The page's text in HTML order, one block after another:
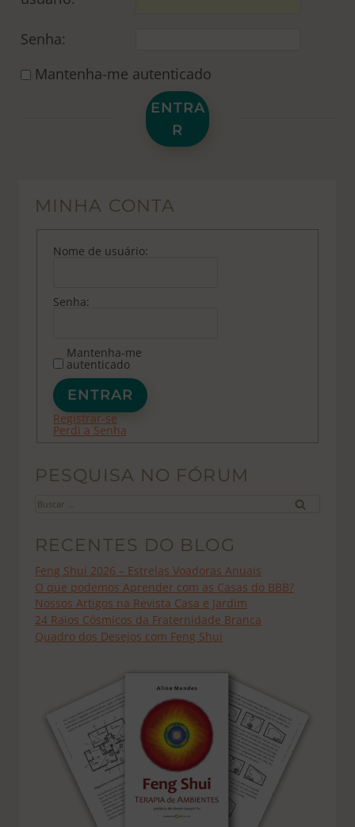
Senha:
Mantenha-me autenticado
ENTRA
R
MINHA CONTA
Nome de usuário:
Senha:
Mantenha-me
autenticado
ENTRAR
Registrar-se
Perdi a Senha
PESQUISA NO FÓRUM
Buscar
por:
RECENTES DO BLOG
Feng Shui 2026 – Estrelas Voadoras Anuais
O que podemos Aprender com as Casas do BBB?
Nossos Artigos na Revista Casa e Jardim
24 Raios Cósmicos da Fraternidade Branca
Quadro dos Desejos com Feng Shui